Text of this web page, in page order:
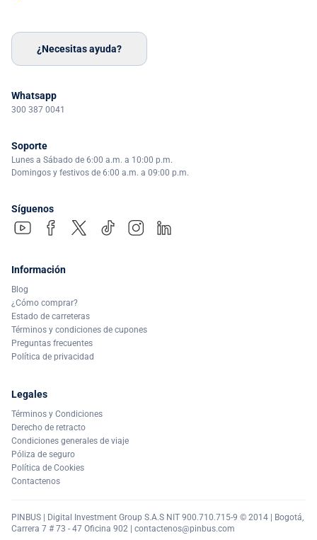
¿Necesitas ayuda?
Whatsapp
300 387 0041
Soporte
Lunes a Sábado de 6:00 a.m. a 10:00 p.m.
Domingos y festivos de 6:00 a.m. a 09:00 p.m.
Síguenos
Información
Blog
¿Cómo comprar?
Estado de carreteras
Términos y condiciones de cupones
Preguntas frecuentes
Política de privacidad
Legales
Términos y Condiciones
Derecho de retracto
Condiciones generales de viaje
Póliza de seguro
Política de Cookies
Contactenos
PINBUS | Digital Investment Group S.A.S NIT 900.710.715-9 © 2014 | Bogotá,
Carrera 7 # 73 - 47 Oficina 902 | contactenos@pinbus.com